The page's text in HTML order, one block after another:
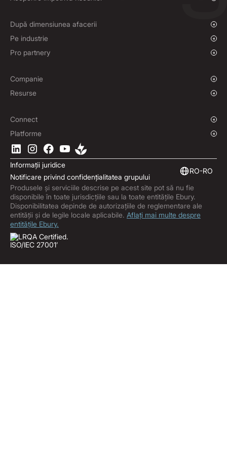
Plăți în masă
Spot FX și ordine limită
Contracte la termen
După dimensiunea afacerii
Companii în dezvoltare
Întreprinderi
Pe industrie
Organizații caritabile și ONG-uri
Comerț electronic
Pro partnery
Soluție cu etichetă albă
Companie
Povestea noastră
Locații
Contact
Resurse
Blog
Centru de asistență
Podcast
Ghiduri de produs
Perspective asupra pieței
Abonați-vă la Ebury
Actualizări ale produselor
Centrul antifraudă
Trust Centre
Connect
Prezentare generală
API-uri business
Integrări software
Servicii financiare integrate
Platforme
Descărcați aplicația Ebury
Informații juridice
Notificare privind confidențialitatea grupului
RO-RO
Produsele și serviciile descrise pe acest site pot să nu fie
disponibile în toate jurisdicțiile sau la toate entitățile Ebury.
Disponibilitatea depinde de autorizațiile de reglementare ale
entității și de legile locale aplicabile. Aflați mai multe despre
entitățile Ebury.